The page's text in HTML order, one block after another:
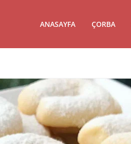
ANASAYFA ÇORBA